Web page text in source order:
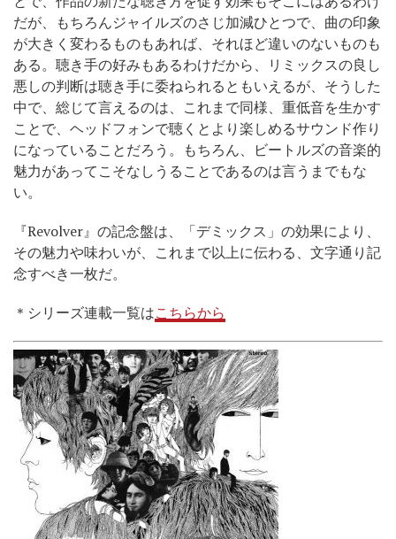
だが、もちろんジャイルズのさじ加減ひとつで、曲の印象
が大きく変わるものもあれば、それほど違いのないものも
ある。聴き手の好みもあるわけだから、リミックスの良し
悪しの判断は聴き手に委ねられるともいえるが、そうした
中で、総じて言えるのは、これまで同様、重低音を生かす
ことで、ヘッドフォンで聴くとより楽しめるサウンド作り
になっていることだろう。もちろん、ビートルズの音楽的
魅力があってこそなしうることであるのは言うまでもな
い。
『Revolver』の記念盤は、「デミックス」の効果により、
その魅力や味わいが、これまで以上に伝わる、文字通り記
念すべき一枚だ。
＊シリーズ連載一覧はこちらから